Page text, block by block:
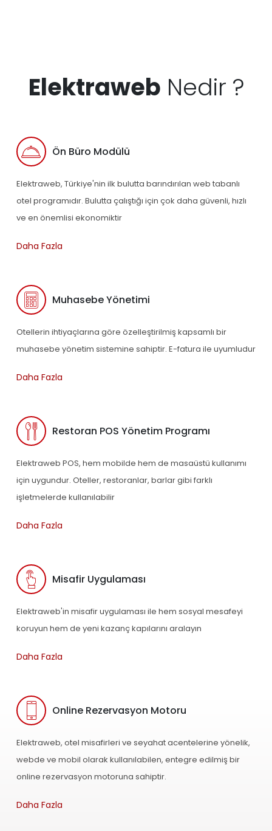
Elektraweb Nedir ?
Ön Büro Modülü
Elektraweb, Türkiye'nin ilk bulutta barındırılan web tabanlı
otel programıdır. Bulutta çalıştığı için çok daha güvenli, hızlı
ve en önemlisi ekonomiktir
Daha Fazla
Muhasebe Yönetimi
Otellerin ihtiyaçlarına göre özelleştirilmiş kapsamlı bir
muhasebe yönetim sistemine sahiptir. E-fatura ile uyumludur
Daha Fazla
Restoran POS Yönetim Programı
Elektraweb POS, hem mobilde hem de masaüstü kullanımı
için uygundur. Oteller, restoranlar, barlar gibi farklı
işletmelerde kullanılabilir
Daha Fazla
Misafir Uygulaması
Elektraweb'in misafir uygulaması ile hem sosyal mesafeyi
koruyun hem de yeni kazanç kapılarını aralayın
Daha Fazla
Online Rezervasyon Motoru
Elektraweb, otel misafirleri ve seyahat acentelerine yönelik,
webde ve mobil olarak kullanılabilen, entegre edilmiş bir
online rezervasyon motoruna sahiptir.
Daha Fazla